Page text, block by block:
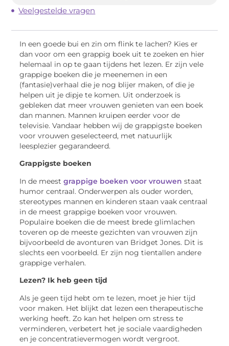
Veelgestelde vragen
In een goede bui en zin om flink te lachen? Kies er
dan voor om een grappig boek uit te zoeken en hier
helemaal in op te gaan tijdens het lezen. Er zijn vele
grappige boeken die je meenemen in een
(fantasie)verhaal die je nog blijer maken, of die je
helpen uit je dipje te komen. Uit onderzoek is
gebleken dat meer vrouwen genieten van een boek
dan mannen. Mannen kruipen eerder voor de
televisie. Vandaar hebben wij de grappigste boeken
voor vrouwen geselecteerd, met natuurlijk
leesplezier gegarandeerd.
Grappigste boeken
In de meestgrappige boeken voor vrouwen staat
humor centraal. Onderwerpen als ouder worden,
stereotypes mannen en kinderen staan vaak centraal
in de meest grappige boeken voor vrouwen.
Populaire boeken die de meest brede glimlachen
toveren op de meeste gezichten van vrouwen zijn
bijvoorbeeld de avonturen van Bridget Jones. Dit is
slechts een voorbeeld. Er zijn nog tientallen andere
grappige verhalen.
Lezen? Ik heb geen tijd
Als je geen tijd hebt om te lezen, moet je hier tijd
voor maken. Het blijkt dat lezen een therapeutische
werking heeft. Zo kan het helpen om stress te
verminderen, verbetert het je sociale vaardigheden
en je concentratievermogen wordt vergroot.